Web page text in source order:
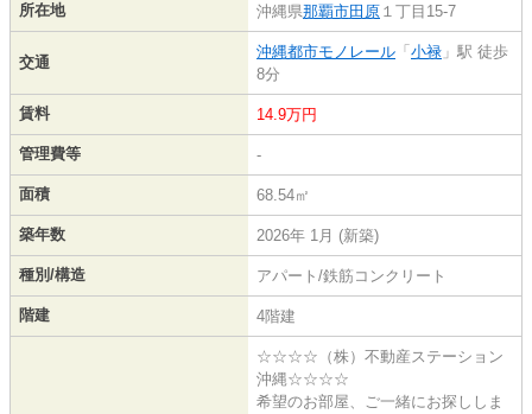
所在地 沖縄県那覇市田原 １丁目15-7
交通
沖縄都市モノレール 「 小禄 」駅 徒歩
8分
賃料 14.9万円
管理費等 -
面積 68.54㎡
築年数 2026年 1月 (新築)
種別/構造 アパート/鉄筋コンクリート
階建 4階建
☆☆☆☆（株）不動産ステーション
沖縄☆☆☆☆
希望のお部屋、ご一緒にお探ししま